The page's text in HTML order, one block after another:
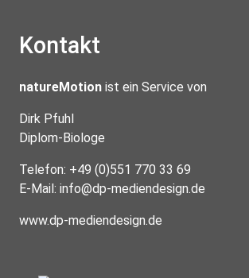
Kontakt
natureMotion ist ein Service von
Dirk Pfuhl
Diplom-Biologe
Telefon: +49 (0)551 770 33 69
E-Mail: info@dp-mediendesign.de
www.dp-mediendesign.de